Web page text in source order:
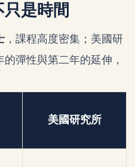
是時間
，課程高度密集；美國研
的彈性與第二年的延伸，
美國研究所